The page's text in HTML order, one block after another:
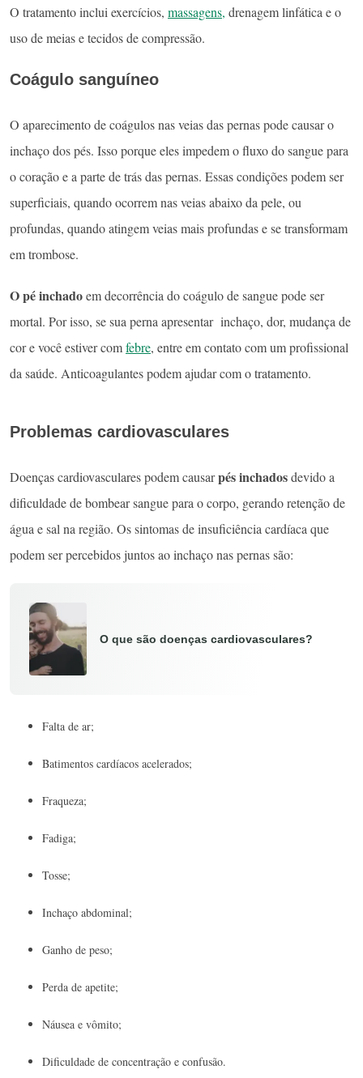
O tratamento inclui exercícios, massagens, drenagem linfática e o
uso de meias e tecidos de compressão.
Coágulo sanguíneo
O aparecimento de coágulos nas veias das pernas pode causar o
inchaço dos pés. Isso porque eles impedem o fluxo do sangue para
o coração e a parte de trás das pernas. Essas condições podem ser
superficiais, quando ocorrem nas veias abaixo da pele, ou
profundas, quando atingem veias mais profundas e se transformam
em trombose.
O pé inchadoem decorrência do coágulo de sangue pode ser
mortal. Por isso, se sua perna apresentar inchaço, dor, mudança de
cor e você estiver comfebre, entre em contato com um profissional
da saúde. Anticoagulantes podem ajudar com o tratamento.
Problemas cardiovasculares
Doenças cardiovasculares podem causarpés inchadosdevido a
dificuldade de bombear sangue para o corpo, gerando retenção de
água e sal na região. Os sintomas de insuficiência cardíaca que
podem ser percebidos juntos ao inchaço nas pernas são:
O que são doenças cardiovasculares?
Falta de ar;
Batimentos cardíacos acelerados;
Fraqueza;
Fadiga;
Tosse;
Inchaço abdominal;
Ganho de peso;
Perda de apetite;
Náusea e vômito;
Dificuldade de concentração e confusão.